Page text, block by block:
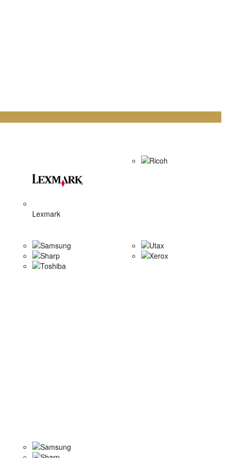
Lexmark
Ricoh
Samsung
Sharp
Toshiba
Utax
Xerox
Samsung